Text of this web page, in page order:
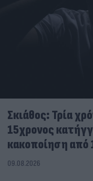
Σκιάθος: Τρία
15χρονος
κακοποίηση από
09.08.2026